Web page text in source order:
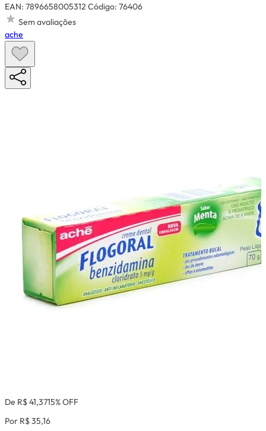
EAN: 7896658005312 Código: 76406
Sem avaliações
ache
De R$ 41,3715% OFF
Por R$ 35,16